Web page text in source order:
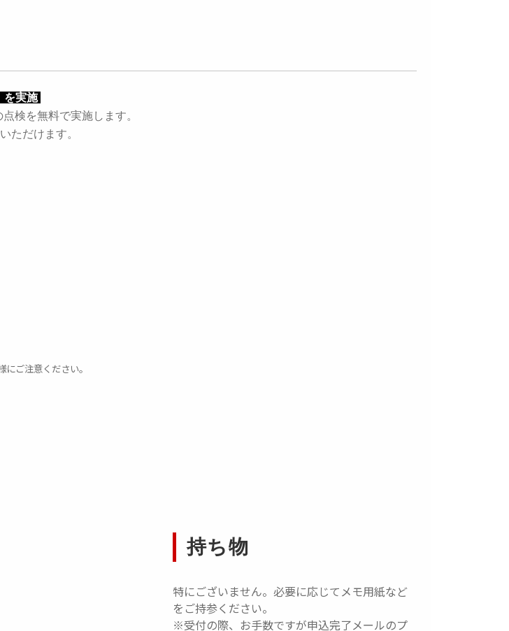
を実施
検を無料で実施します。
ただけます。
ご注意ください。
持ち物
特にございません。必要に応じてメモ用紙など
をご持参ください。
※受付の際、お手数ですが申込完了メールのプ